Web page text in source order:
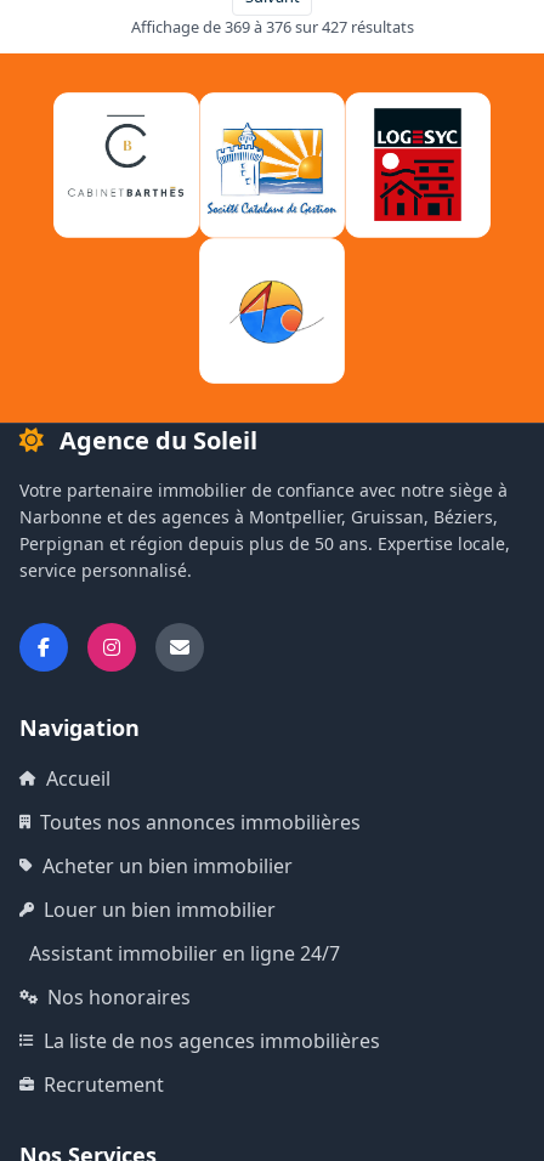
Affichage de 369 à 376 sur 427 résultats
Agence du Soleil
Votre partenaire immobilier de confiance avec notre siège à
Narbonne et des agences à Montpellier, Gruissan, Béziers,
Perpignan et région depuis plus de 50 ans. Expertise locale,
service personnalisé.
Navigation
Accueil
Toutes nos annonces immobilières
Acheter un bien immobilier
Louer un bien immobilier
Assistant immobilier en ligne 24/7
Nos honoraires
La liste de nos agences immobilières
Recrutement
Nos Services